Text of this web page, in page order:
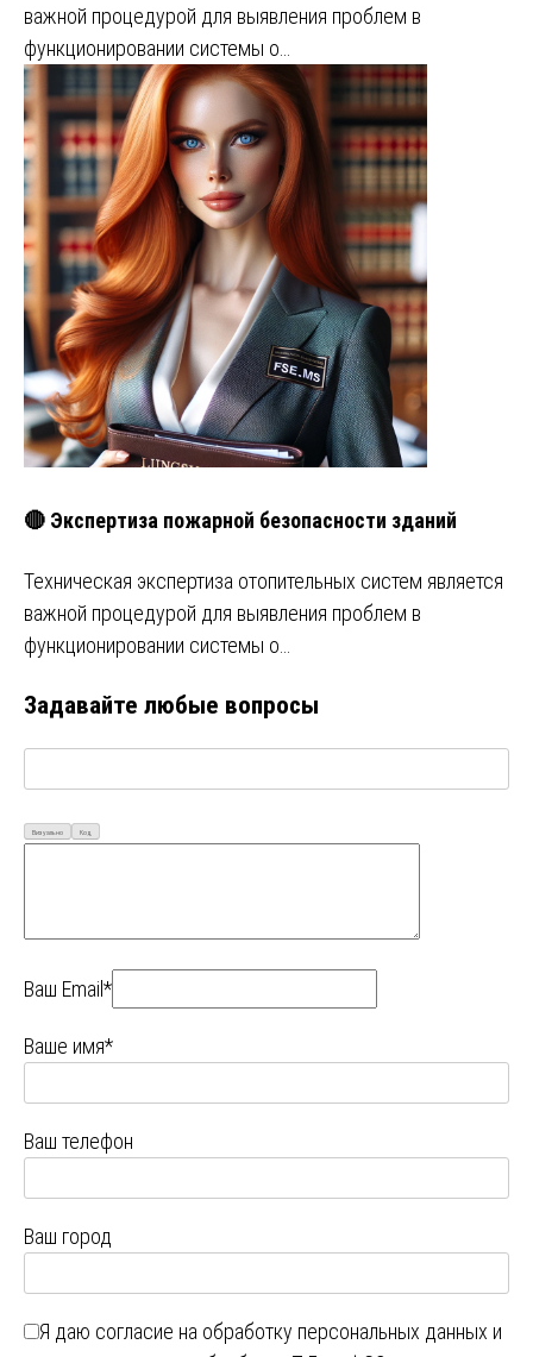
важной процедурой для выявления проблем в
функционировании системы о…
🔴 Экспертиза пожарной безопасности зданий
Техническая экспертиза отопительных систем является
важной процедурой для выявления проблем в
функционировании системы о…
Задавайте любые вопросы
Визуально Код
Ваш Email*
Ваше имя*
Ваш телефон
Ваш город
Я даю согласие на обработку персональных данных и